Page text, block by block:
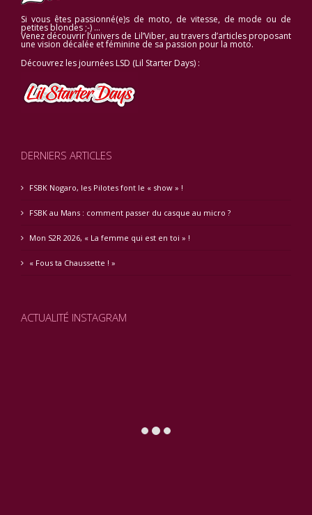
Si vous êtes passionné(e)s de moto, de vitesse, de mode ou de
petites blondes ;-) …
Venez découvrir l’univers de Lil’Viber, au travers d’articles proposant
une vision décalée et féminine de sa passion pour la moto.
Découvrez les journées LSD (Lil Starter Days) :
DERNIERS ARTICLES
FSBK Nogaro, les Pilotes font le « show » !
FSBK au Mans : comment passer du casque au micro ?
Mon S2R 2026, « La femme qui est en toi » !
« Fous ta Chaussette ! »
ACTUALITÉ INSTAGRAM